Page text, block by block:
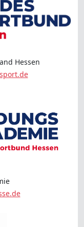
Hessen